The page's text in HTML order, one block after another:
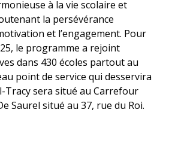
à la vie scolaire et
la persévérance
et l’engagement. Pour
le programme a rejoint
dans 430 écoles partout au
point de service qui desservira
Tracy sera situé au Carrefour
Saurel situé au 37, rue du Roi.